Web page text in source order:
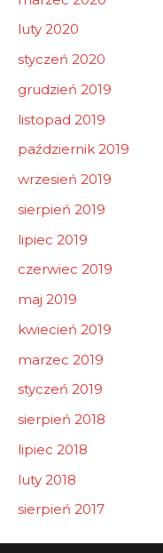
luty 2020
styczeń 2020
grudzień 2019
listopad 2019
październik 2019
wrzesień 2019
sierpień 2019
lipiec 2019
czerwiec 2019
maj 2019
kwiecień 2019
marzec 2019
styczeń 2019
sierpień 2018
lipiec 2018
luty 2018
sierpień 2017